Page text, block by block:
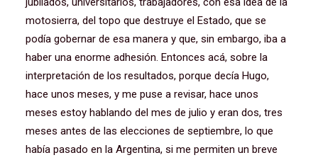
motosierra, del topo que destruye el Estado, que se
podía gobernar de esa manera y que, sin embargo, iba a
haber una enorme adhesión. Entonces acá, sobre la
interpretación de los resultados, porque decía Hugo,
hace unos meses, y me puse a revisar, hace unos
meses estoy hablando del mes de julio y eran dos, tres
meses antes de las elecciones de septiembre, lo que
había pasado en la Argentina, si me permiten un breve